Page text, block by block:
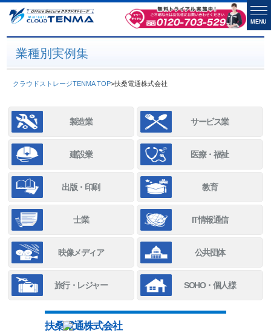
業種別実例集
クラウドストレージTENMA TOP>扶桑電通株式会社
製造業 サービス業
建設業 医療・福祉
出版・印刷 教育
士業 IT情報通信
映像メディア 公共団体
旅行・レジャー SOHO・個人様
扶桑電通株式会社
MENU